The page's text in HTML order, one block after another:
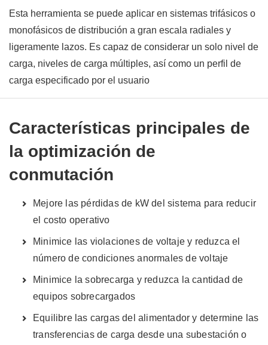
Esta herramienta se puede aplicar en sistemas trifásicos o
monofásicos de distribución a gran escala radiales y
ligeramente lazos. Es capaz de considerar un solo nivel de
carga, niveles de carga múltiples, así como un perfil de
carga especificado por el usuario
Características principales de
la optimización de
conmutación
Mejore las pérdidas de kW del sistema para reducir
el costo operativo
Minimice las violaciones de voltaje y reduzca el
número de condiciones anormales de voltaje
Minimice la sobrecarga y reduzca la cantidad de
equipos sobrecargados
Equilibre las cargas del alimentador y determine las
transferencias de carga desde una subestación o